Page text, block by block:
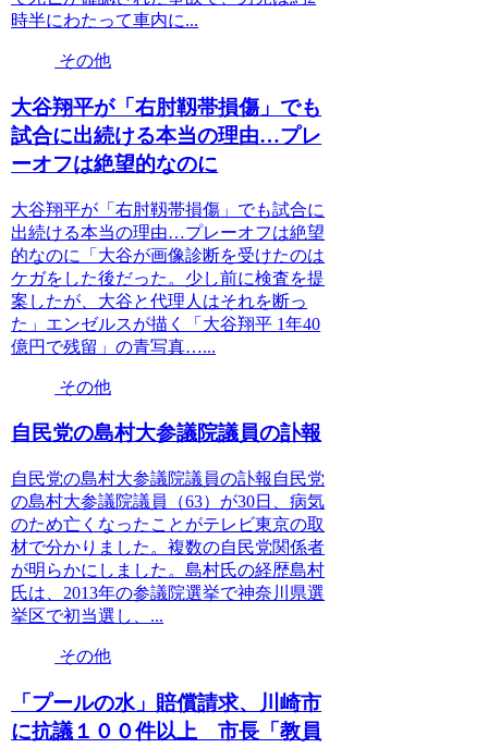
時半にわたって車内に...
その他
大谷翔平が「右肘靱帯損傷」でも
試合に出続ける本当の理由…プレ
ーオフは絶望的なのに
大谷翔平が「右肘靱帯損傷」でも試合に
出続ける本当の理由…プレーオフは絶望
的なのに「大谷が画像診断を受けたのは
ケガをした後だった。少し前に検査を提
案したが、大谷と代理人はそれを断っ
た」エンゼルスが描く「大谷翔平 1年40
億円で残留」の青写真…...
その他
自民党の島村大参議院議員の訃報
自民党の島村大参議院議員の訃報自民党
の島村大参議院議員（63）が30日、病気
のため亡くなったことがテレビ東京の取
材で分かりました。複数の自民党関係者
が明らかにしました。島村氏の経歴島村
氏は、2013年の参議院選挙で神奈川県選
挙区で初当選し、...
その他
「プールの水」賠償請求、川崎市
に抗議１００件以上 市長「教員